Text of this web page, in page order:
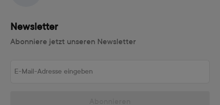
Newsletter
Abonniere jetzt unseren Newsletter